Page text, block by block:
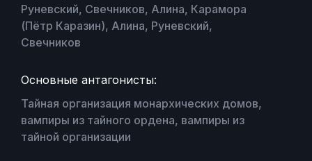
Руневский, Свечников, Алина, Карамора
(Пётр Каразин), Алина, Руневский,
Свечников
Основные антагонисты:
Тайная организация монархических домов,
вампиры из тайного ордена, вампиры из
тайной организации